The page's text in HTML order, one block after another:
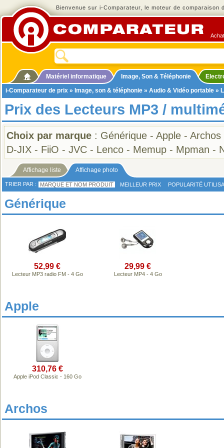
Bienvenue sur i-Comparateur, le moteur de comparaison
Matériel informatique Image, Son & Téléphonie
i-Comparateur de prix » Image, son & téléphonie » Audio & Vidéo portable »
Prix des Lecteurs MP3 /
Choix par marque : Générique - Apple - Archos
D-JIX - FiiO - JVC - Lenco - Memup - Mpman -
Affichage liste Affichage photo
TRIER PAR : MARQUE ET NOM PRODUIT MEILLEUR PRIX POPULARITÉ
Générique
52,99 €
Lecteur MP3 radio FM - 4 Go
29,99 €
Lecteur MP4 - 4 Go
Apple
310,76 €
Apple iPod Classic - 160 Go
Archos